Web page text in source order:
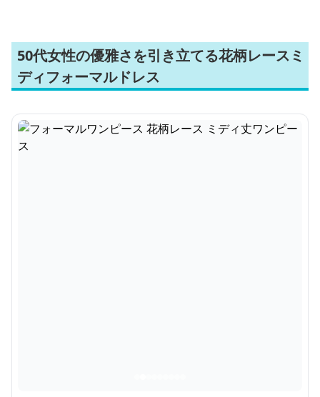
50代女性の優雅さを引き立てる花柄レースミ
ディフォーマルドレス